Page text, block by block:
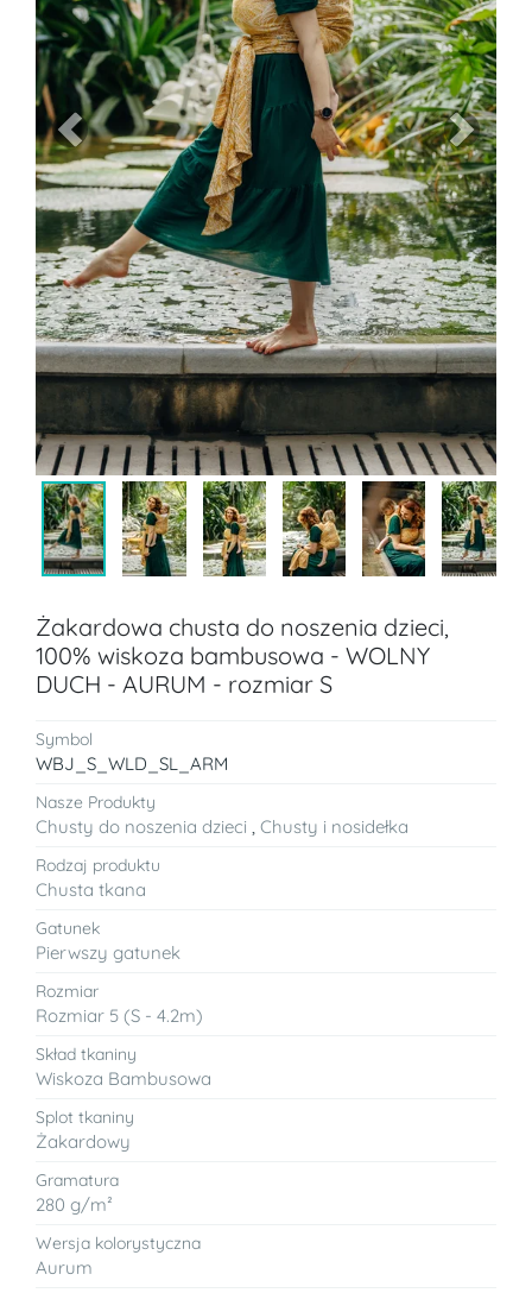
Previous Next
Żakardowa chusta do noszenia dzieci,
100% wiskoza bambusowa - WOLNY
DUCH - AURUM - rozmiar S
Symbol
WBJ_S_WLD_SL_ARM
Nasze Produkty
Chusty do noszenia dzieci Chusty i nosidełka
Rodzaj produktu
Chusta tkana
Gatunek
Pierwszy gatunek
Rozmiar
Rozmiar 5 (S - 4.2m)
Skład tkaniny
Wiskoza Bambusowa
Splot tkaniny
Żakardowy
Gramatura
280 g/m²
Wersja kolorystyczna
Aurum